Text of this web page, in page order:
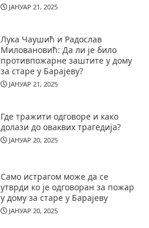
ЈАНУАР 21, 2025
Лука Чаушић и Радослав
Миловановић: Да ли је било
противпожарне заштите у дому
за старе у Барајеву?
ЈАНУАР 21, 2025
Где тражити одговоре и како
долази до оваквих трагедија?
ЈАНУАР 20, 2025
Само истрагом може да се
утврди ко је одговоран за пожар
у дому за старе у Барајеву
ЈАНУАР 20, 2025